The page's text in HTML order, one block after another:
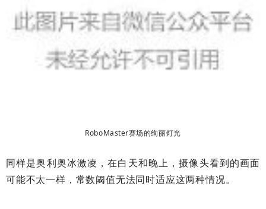
RoboMaster赛场的绚丽灯光
同样是奥利奥冰激凌，在白天和晚上，摄像头看到的画面
可能不太一样，常数阈值无法同时适应这两种情况。